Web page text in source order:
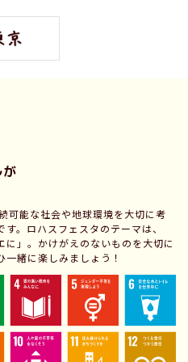
可能な社会や地球環境を大切に考
。ロハスフェスタのテーマは、
に」。かけがえのないものを大切に
緒に楽しみましょう！